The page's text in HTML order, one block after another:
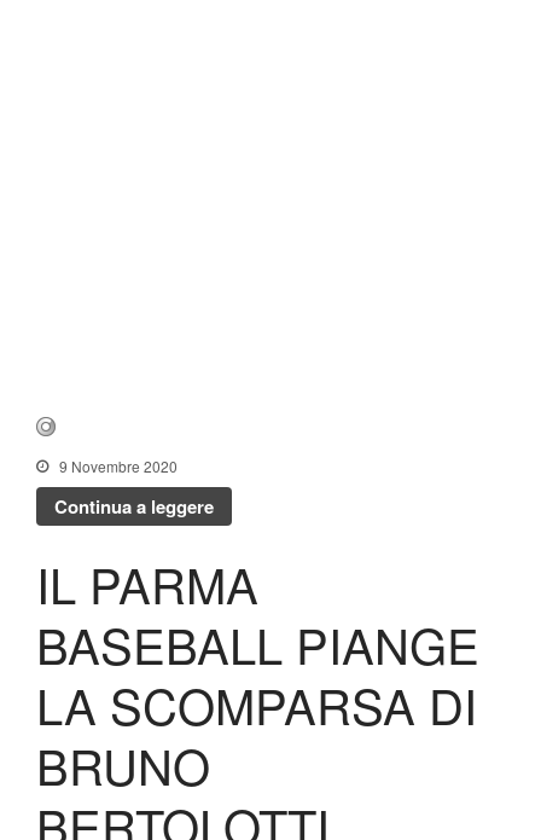
9 Novembre 2020
Continua a leggere
IL PARMA
BASEBALL PIANGE
LA SCOMPARSA DI
BRUNO
BERTOLOTTI